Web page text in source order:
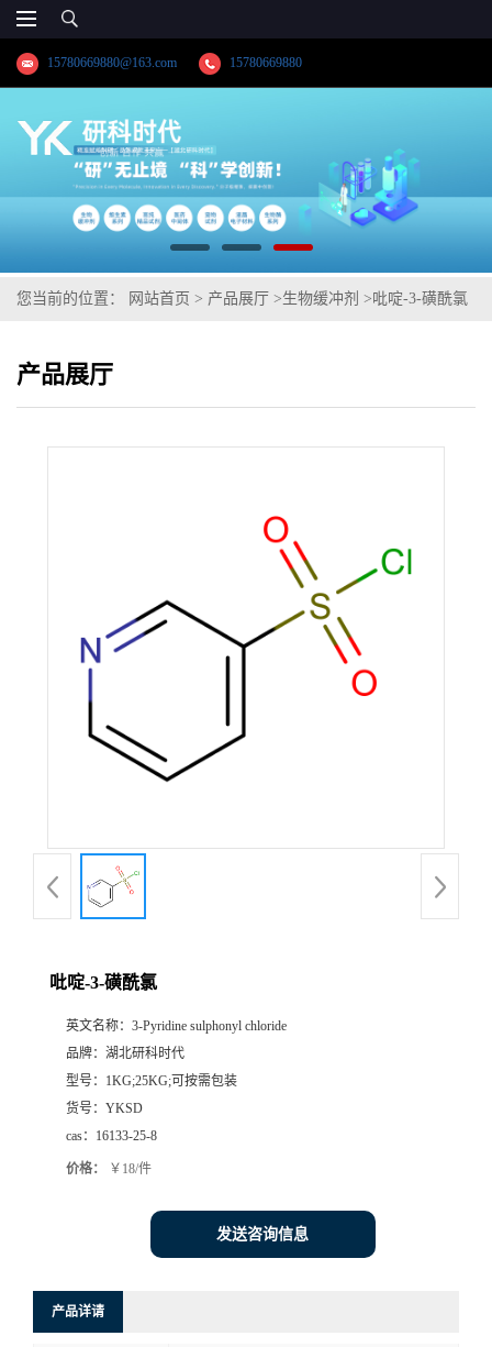
15780669880@163.com 15780669880
您当前的位置： 网站首页 > 产品展厅 >生物缓冲剂 >吡啶-3-磺酰氯
产品展厅
吡啶-3-磺酰氯
英文名称： 3-Pyridine sulphonyl chloride
品牌： 湖北研科时代
型号： 1KG;25KG;可按需包装
货号： YKSD
cas： 16133-25-8
价格： ￥18/件
发送咨询信息
产品详请